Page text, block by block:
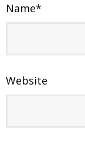
Name*
Website